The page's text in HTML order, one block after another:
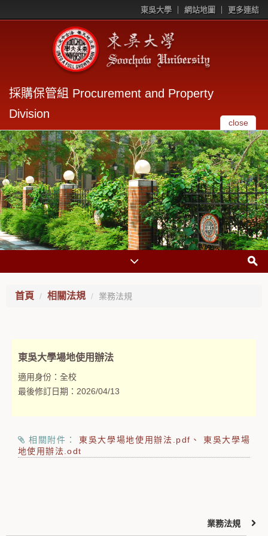
東吳大學 網站地圖 更多連結
採購保管組 Procurement and Property
Division
close
首頁 相關法規 業務法規
東吳大學場地使用辦法
適用身份： 全校
最後修訂日期： 2026/04/13
相關附件： 東吳大學場地使用辦法.pdf
東吳大學場
地使用辦法.odt
業務法規